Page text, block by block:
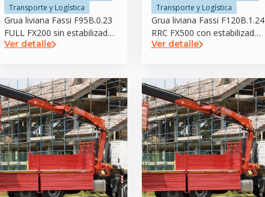
Transporte y Logística
Grua liviana Fassi F95B.0.23
FULL FX200 sin estabilizador
trasero
Ver detalle
Transporte y Logística
Grua liviana Fassi F120B.1.24
RRC FX500 con estabilizador
trasero
Ver detalle